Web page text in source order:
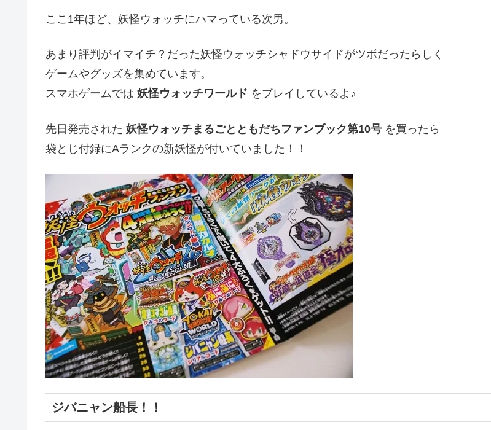
ここ1年ほど、妖怪ウォッチにハマっている次男。
あまり評判がイマイチ？だった妖怪ウォッチシャドウサイドがツボだったらしく
ゲームやグッズを集めています。
スマホゲームでは 妖怪ウォッチワールド をプレイしているよ♪
先日発売された 妖怪ウォッチまるごとともだちファンブック第10号 を買ったら
袋とじ付録にAランクの新妖怪が付いていました！！
ジバニャン船長！！